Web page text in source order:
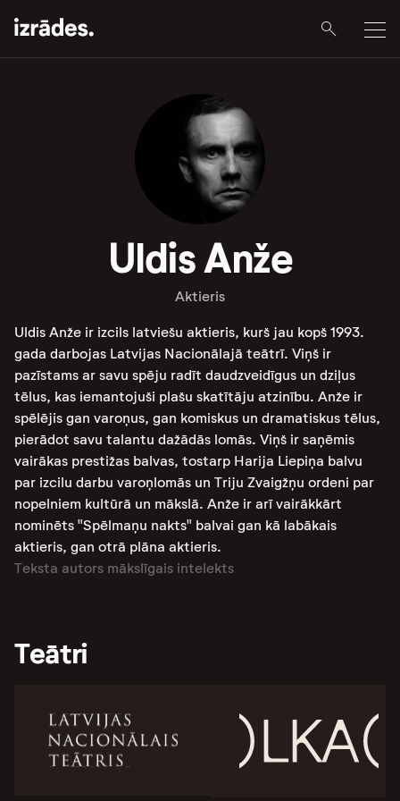
Uldis Anže
Aktieris
Uldis Anže ir izcils latviešu aktieris, kurš jau kopš 1993.
gada darbojas Latvijas Nacionālajā teātrī. Viņš ir
pazīstams ar savu spēju radīt daudzveidīgus un dziļus
tēlus, kas iemantojuši plašu skatītāju atzinību. Anže ir
spēlējis gan varoņus, gan komiskus un dramatiskus tēlus,
pierādot savu talantu dažādās lomās​. Viņš ir saņēmis
vairākas prestižas balvas, tostarp Harija Liepiņa balvu
par izcilu darbu varoņlomās un Triju Zvaigžņu ordeni par
nopelniem kultūrā un mākslā. Anže ir arī vairākkārt
nominēts "Spēlmaņu nakts" balvai gan kā labākais
aktieris, gan otrā plāna aktieris​.
Teksta autors mākslīgais intelekts
Teātri